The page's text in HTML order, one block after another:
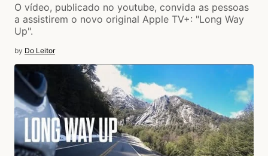
O vídeo, publicado no youtube, convida as pessoas
a assistirem o novo original Apple TV+: "Long Way
Up".
by Do Leitor